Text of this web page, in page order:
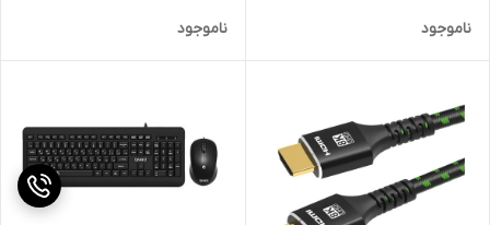
ناموجود ناموجود